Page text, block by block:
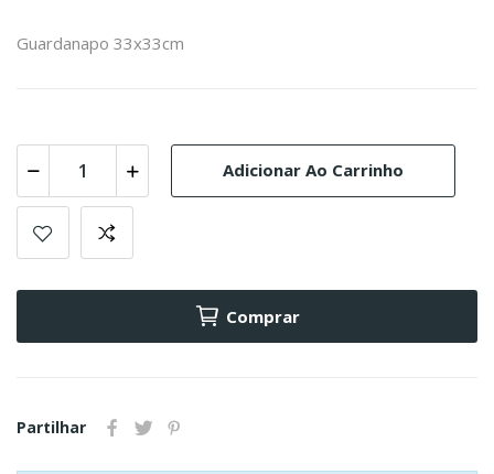
Guardanapo 33x33cm
Adicionar Ao Carrinho
Comprar
Partilhar